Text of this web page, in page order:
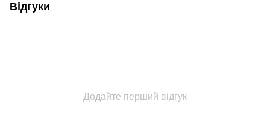
Відгуки
Додайте перший відгук